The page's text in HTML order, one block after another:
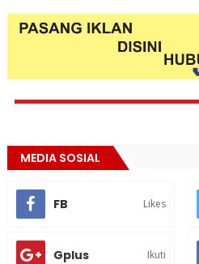
MEDIA SOSIAL
FB Likes
Gplus Ikuti